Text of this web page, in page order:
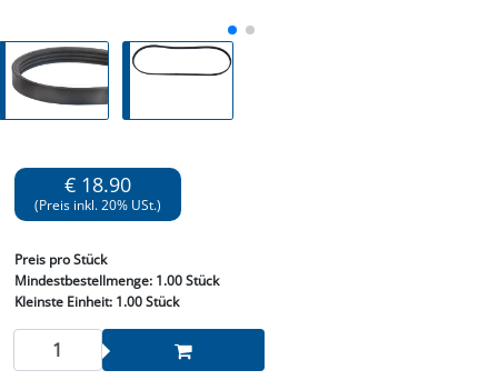
€ 18.90
(Preis inkl. 20% USt.)
Preis pro Stück
Mindestbestellmenge: 1.00 Stück
Kleinste Einheit:1.00 Stück